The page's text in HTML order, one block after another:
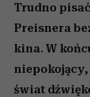
Trudno
Preisnera
kina. W
świat